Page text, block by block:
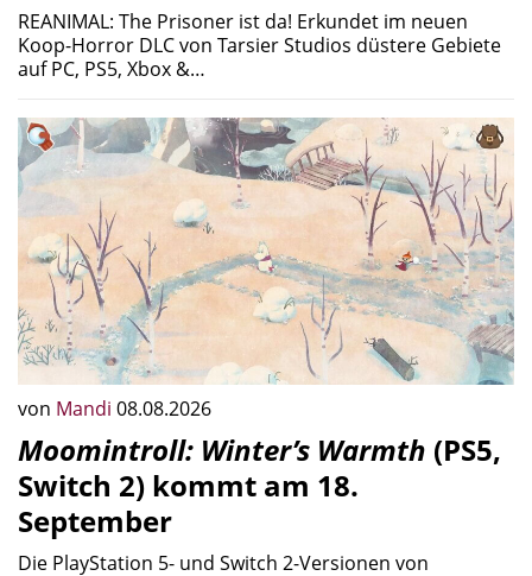
REANIMAL: The Prisoner ist da! Erkundet im neuen
Koop-Horror DLC von Tarsier Studios düstere Gebiete
auf PC, PS5, Xbox &…
von Mandi 08.08.2026
Moomintroll: Winter’s Warmth (PS5,
Switch 2) kommt am 18.
September
Die PlayStation 5- und Switch 2-Versionen von